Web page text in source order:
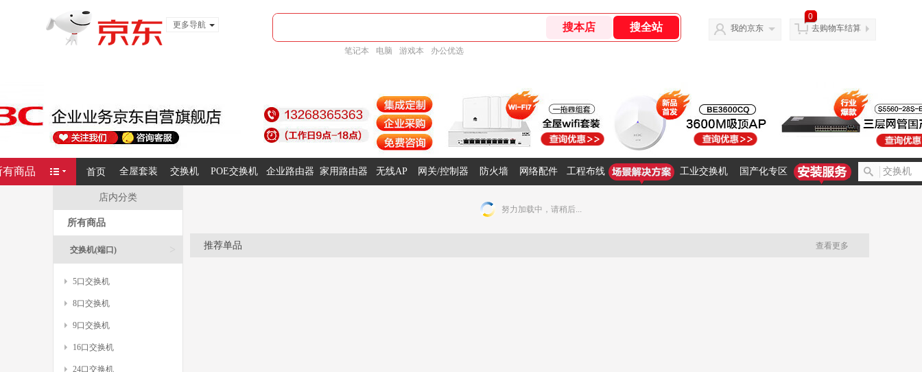
更多导航
笔记本 电脑 游戏本 办公优选
我的京东
0
去购物车结算
首页 企业路由器 无线AP
商品 交换机 POE交换机 网关/控制器 防火墙 网络配件 工业交换机
工程布线
全屋套装 国产化专区
家用路由器
店内分类
所有商品
交换机(端口)
5口交换机
8口交换机
9口交换机
16口交换机
24口交换机
努力加载中，请稍后...
查看更多
推荐单品